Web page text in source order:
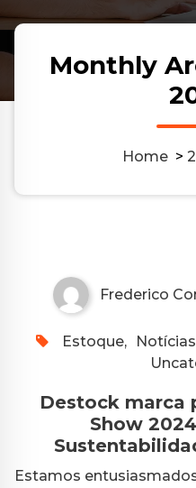
Monthly
Home>
Frederico
Estoque, Notícias
Destock marca
Show
Estamos